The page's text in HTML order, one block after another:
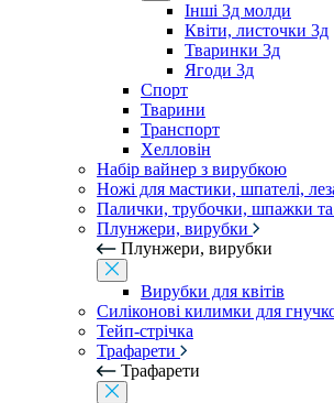
Інші 3д молди
Квіти, листочки 3д
Тваринки 3д
Ягоди 3д
Спорт
Тварини
Транспорт
Хелловін
Набір вайнер з вирубкою
Ножі для мастики, шпателі,
Палички, трубочки, шпажки та
Плунжери, вирубки
Плунжери, вирубки
Вирубки для квітів
Силіконові килимки для
Тейп-стрічка
Трафарети
Трафарети